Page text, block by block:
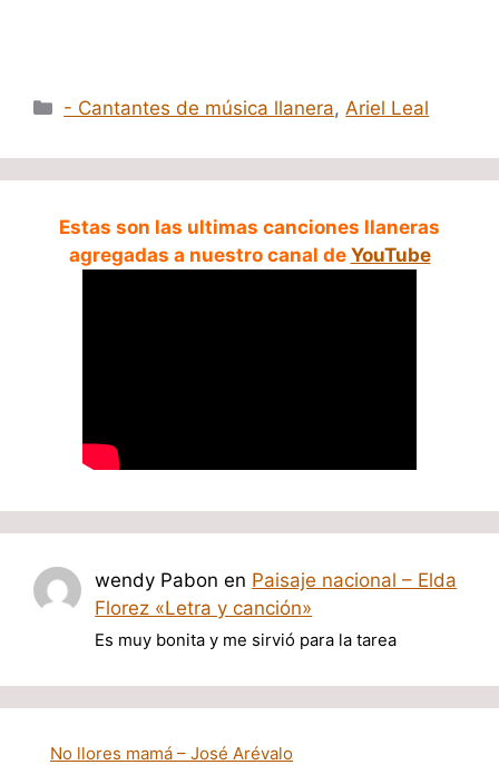
Categorías
- Cantantes de música llanera, Ariel Leal
Estas son las ultimas canciones llaneras
agregadas a nuestro canal de YouTube
wendy Pabon en Paisaje nacional – Elda
Florez «Letra y canción»
Es muy bonita y me sirvió para la tarea
No llores mamá – José Arévalo